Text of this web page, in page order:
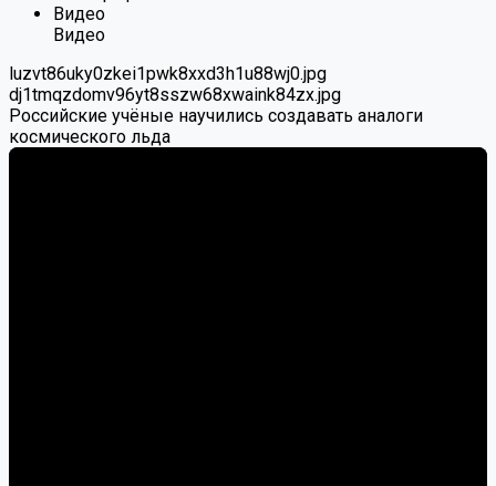
Видео
Видео
luzvt86uky0zkei1pwk8xxd3h1u88wj0.jpg
dj1tmqzdomv96yt8sszw68xwaink84zx.jpg
Российские учёные научились создавать аналоги
космического льда